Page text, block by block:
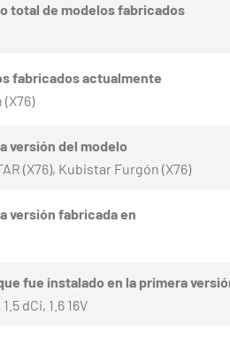
total de modelos fabricados
fabricados actualmente
versión del modelo
(X76), Kubistar Furgón (X76)
versión fabricada en
fue instalado en la primera
1.5 dCi, 1.6 16V